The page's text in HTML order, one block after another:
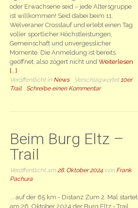
oder Erwachsene seid – jede Altersgruppe
ist willkommen! Seid dabei beim 11.
Welveraner Crosslauf und erlebt einen Tag
voller sportlicher Höchstleistungen,
Gemeinschaft und unvergesslicher
Momente. Die Anmeldung ist bereits
geöffnet, also zögert nicht undWeiterlesen
[...]
Veröffentlicht in News Verschlagwortet 10er,
Trail
Schreibe einen Kommentar
Beim Burg Eltz –
Trail
Veröffentlicht am 28. Oktober 2024 von Frank
Pachura
... auf der 65 km - Distanz Zum 2. Mal startet
am 26. Oktober 2024 der Burg Eltz - Trail